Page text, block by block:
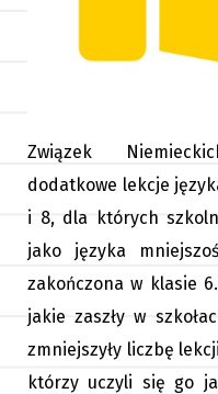
Związek
dodatkowe lekcje
i 8, dla których
jako języka
zakończona w klasie
jakie zaszły w
zmniejszyły liczbę
którzy uczyli się go